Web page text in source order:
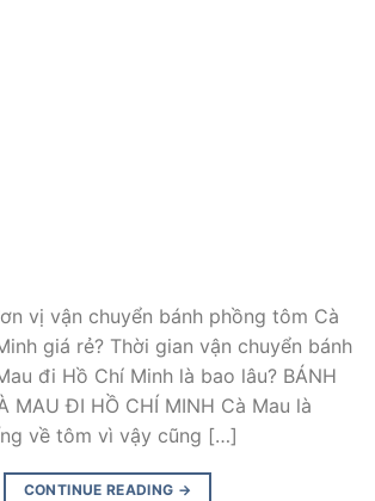
vị vận chuyển bánh phồng tôm Cà
giá rẻ? Thời gian vận chuyển bánh
đi Hồ Chí Minh là bao lâu? BÁNH
MAU ĐI HỒ CHÍ MINH Cà Mau là
về tôm vì vậy cũng […]
CONTINUE READING →